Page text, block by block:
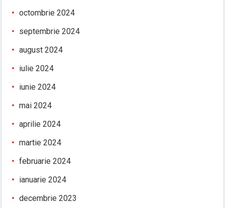
octombrie 2024
septembrie 2024
august 2024
iulie 2024
iunie 2024
mai 2024
aprilie 2024
martie 2024
februarie 2024
ianuarie 2024
decembrie 2023